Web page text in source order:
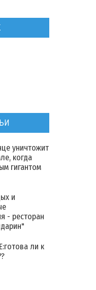
уничтожит
когда
гигантом
и
- ресторан
ли к